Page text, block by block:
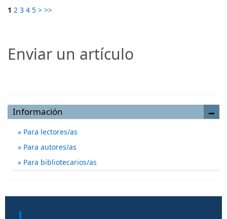
1 2 3 4 5 > >>
Enviar un artículo
Información
Para lectores/as
Para autores/as
Para bibliotecarios/as